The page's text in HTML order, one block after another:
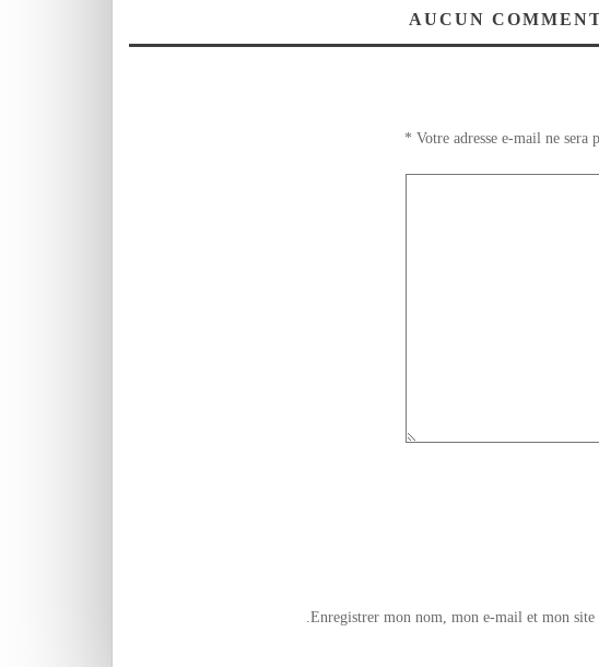
AUCUN
Votre adresse e-mail ne sera
*
Enregistrer mon nom, mon e-mail et mon